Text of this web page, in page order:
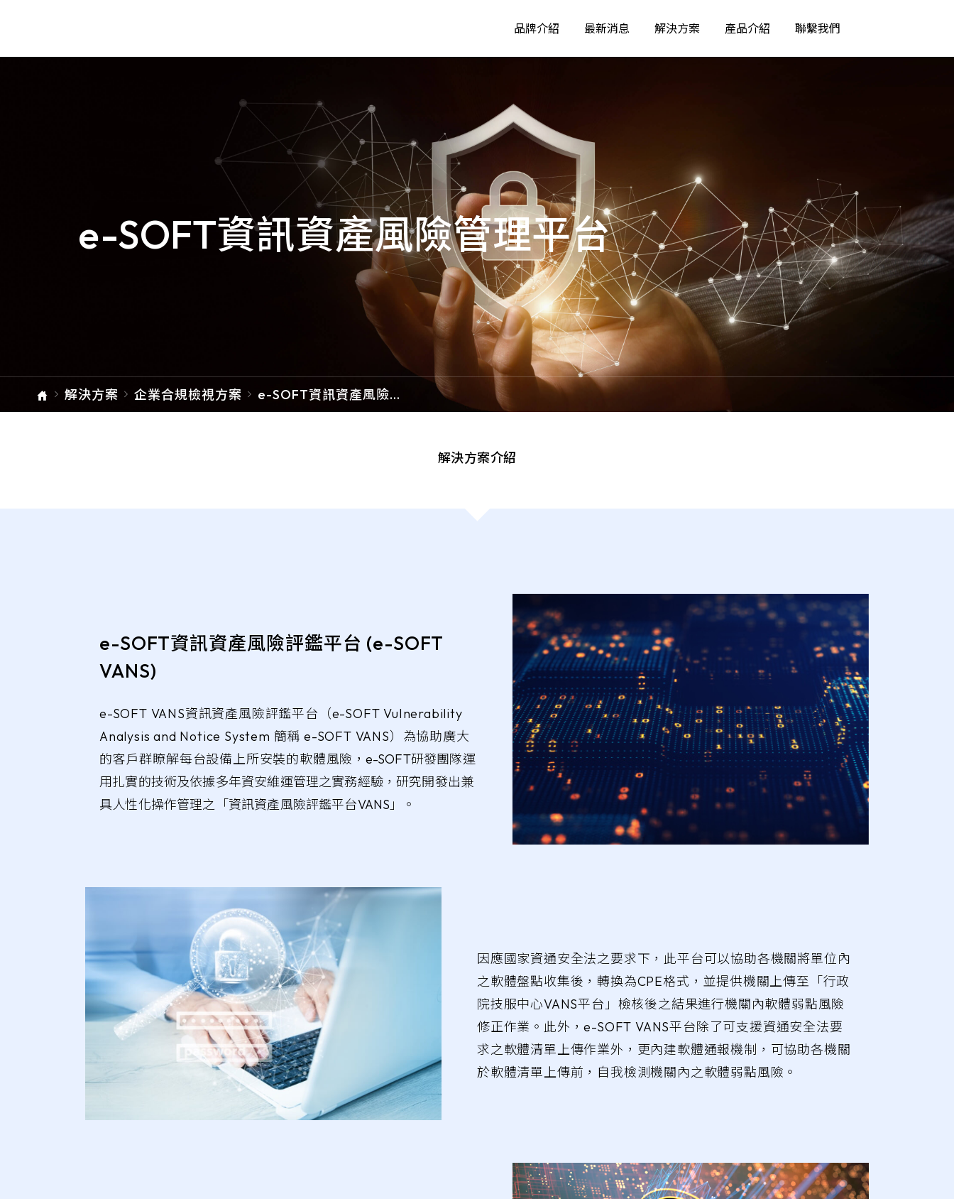
TeamT5 杜浦數位安全
QSAN 廣盛科技
MENLO SECURITY
品牌介紹 最新消息 解決方案 產品介紹 聯繫我們
Product
Showcase
IP資源管理系統
Dr.IP IP資源管理系統 數位身份資產管理系統
資訊資產風險評鑑系統
資訊資產風險評鑑系統
網域組態盤點系統
Smart AD網域組態盤點系統
資安智慧部署管理系統
NAC++ 資安智慧部署管理系統
GCB/FCB檢核系統
GCB/FCB檢核系統
零信任管理系統
ZTA零信任管理系統
e-SOFT資訊資產風險管理平台
解決方案 企業合規檢視方案
e-SOFT資訊資產風險管
理平台
解決方案介紹
e-SOFT資訊資產風險評鑑平台 (e-SOFT
VANS)
e-SOFT VANS資訊資產風險評鑑平台（e-SOFT VuInerability
Analysis and Notice System 簡稱 e-SOFT VANS）為協助廣大
的客戶群瞭解每台設備上所安裝的軟體風險，e-SOFT研發團隊運
用扎實的技術及依據多年資安維運管理之實務經驗，研究開發出兼
具人性化操作管理之「資訊資產風險評鑑平台VANS」。
因應國家資通安全法之要求下，此平台可以協助各機關將單位內
之軟體盤點收集後，轉換為CPE格式，並提供機關上傳至「行政
院技服中心VANS平台」檢核後之結果進行機關內軟體弱點風險
修正作業。此外，e-SOFT VANS平台除了可支援資通安全法要
求之軟體清單上傳作業外，更內建軟體通報機制，可協助各機關
於軟體清單上傳前，自我檢測機關內之軟體弱點風險。